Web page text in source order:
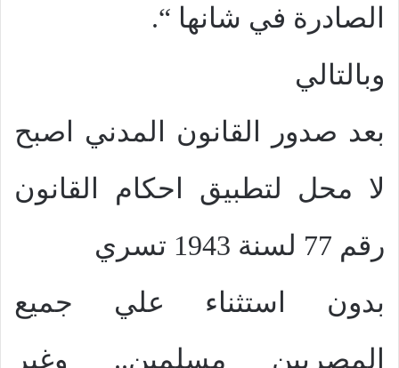
الصادرة في شانها “.
وبالتالي
بعد صدور القانون المدني اصبح
لا محل لتطبيق احكام القانون
رقم 77 لسنة 1943 تسري
بدون استثناء علي جميع
المصريين مسلمين.. وغير